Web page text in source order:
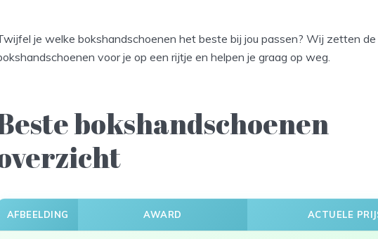
je welke bokshandschoenen het beste bij jou passen? Wij zetten
voor je op een rijtje en helpen je graag op weg.
bokshandschoenen
AFBEELDING AWARD ACTUELE